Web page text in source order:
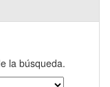
la búsqueda.